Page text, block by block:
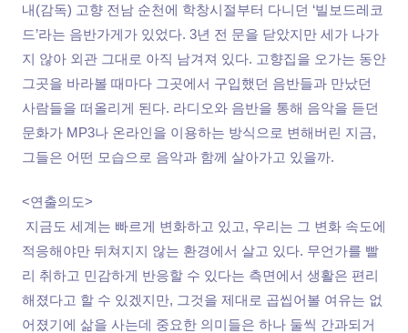
내(감독) 고향 전남 순천에 학창시절부터 다니던 ‘빌보드레코
드’라는 음반가게가 있었다. 3년 전 문을 닫았지만 세가 나가
지 않아 외관 그대로 아직 남겨져 있다. 고향집을 오가는 동안
그곳을 바라볼 때마다 그곳에서 구입했던 음반들과 만났던
사람들을 떠올리게 된다. 라디오와 음반을 통해 음악을 듣던
문화가 MP3나 온라인을 이용하는 방식으로 변해버린 지금,
그들은 어떤 모습으로 음악과 함께 살아가고 있을까.
<연출의도>
지금도 세계는 빠르게 변화하고 있고, 우리는 그 변화 속도에
적응해야만 뒤쳐지지 않는 환경에서 살고 있다. 무언가를 빨
리 취하고 민감하게 반응할 수 있다는 측면에서 생활은 편리
해졌다고 할 수 있겠지만, 그것을 제대로 곱씹어볼 여유는 없
어졌기에 삶을 사는데 중요한 의미들은 하나 둘씩 간과되거